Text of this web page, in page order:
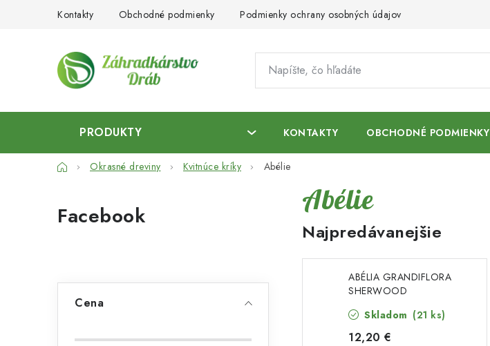
Kontakty Obchodné podmienky Podmienky ochrany osobných údajov
PRODUKTY KONTAKTY OBCHODNÉ PODMIENKY
DomovOkrasné dreviny Kvitnúce kríky Abélie
o
Facebook
Cena
Abélie
Najpredávanejšie
ABÉLIA GRANDIFLORA
SHERWOOD
Skladom (21 ks)
12,20 €